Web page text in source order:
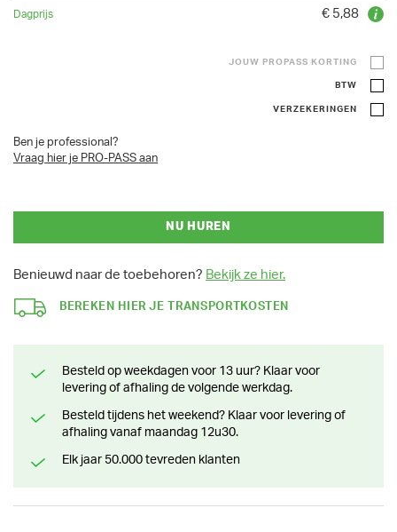
€ 5,88
JOUW PROPASS KORTING
BTW
VERZEKERINGEN
Ben je professional?
Vraag hier je PRO-PASS aan
NU HUREN
Benieuwd naar de toebehoren? Bekijk ze hier.
BEREKEN HIER JE TRANSPORTKOSTEN
Besteld op weekdagen voor 13 uur? Klaar voor
levering of afhaling de volgende werkdag.
Besteld tijdens het weekend? Klaar voor levering of
afhaling vanaf maandag 12u30.
Elk jaar 50.000 tevreden klanten